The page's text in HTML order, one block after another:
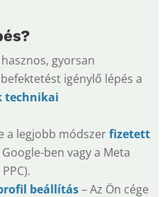
gyorsan
igénylő lépés a
technikai
a legjobb módszerfizetett
ben vagy a Meta
beállítás– Az Ön cége